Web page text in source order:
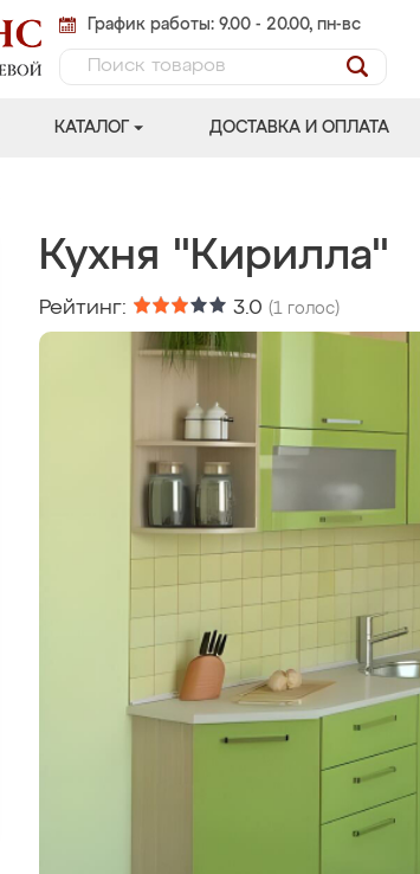
График работы: 9.00 - 20.00, пн-вс
КАТАЛОГ ДОСТАВКА И ОПЛАТА
Кухня "Кирилла"
Рейтинг: 3.0 (1 голос)